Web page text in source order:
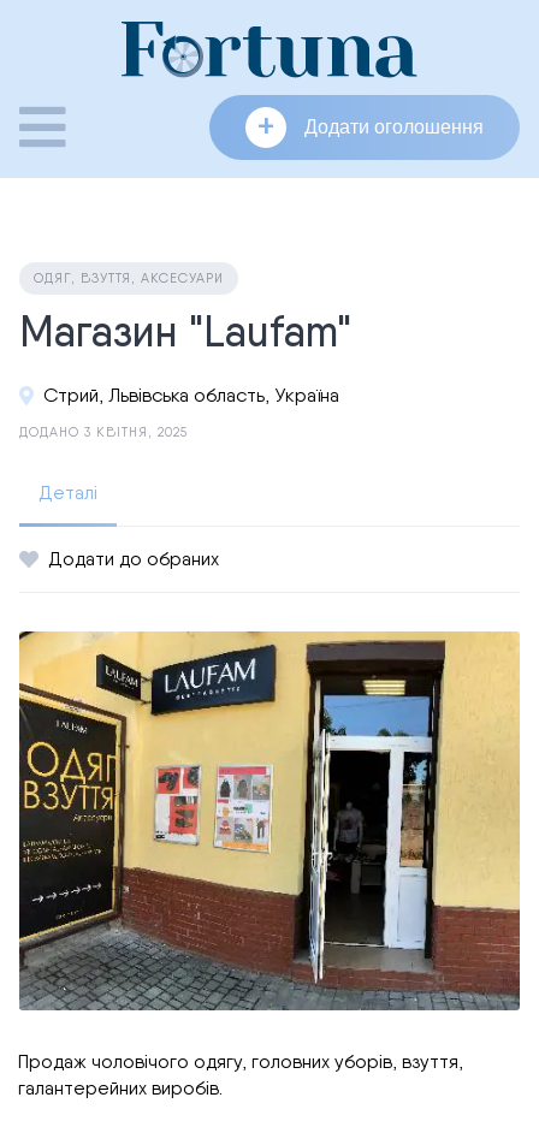
+ Додати оголошення
ОДЯГ, ВЗУТТЯ, АКСЕСУАРИ
Магазин "Laufam"
Стрий, Львівська область, Україна
ДОДАНО 3 КВІТНЯ, 2025
Деталі
Додати до обраних
Продаж чоловічого одягу, головних уборів, взуття,
галантерейних виробів.